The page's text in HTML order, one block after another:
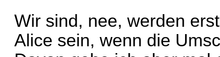
Wir sind, nee, werden
Alice sein, wenn die